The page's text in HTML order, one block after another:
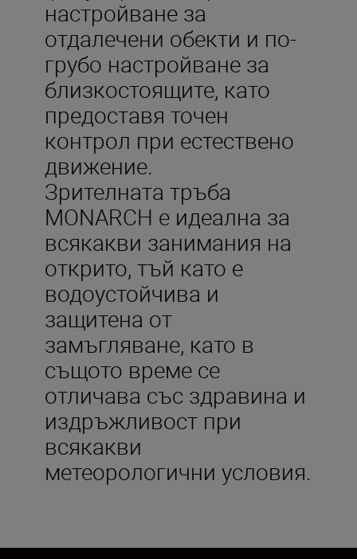
настройване за
отдалечени обекти и по-
грубо настройване за
близкостоящите, като
предоставя точен
контрол при естествено
движение.
Зрителната тръба
MONARCH е идеална за
всякакви занимания на
открито, тъй като е
водоустойчива и
защитена от
замъгляване, като в
същото време се
отличава със здравина и
издръжливост при
всякакви
метеорологични условия.